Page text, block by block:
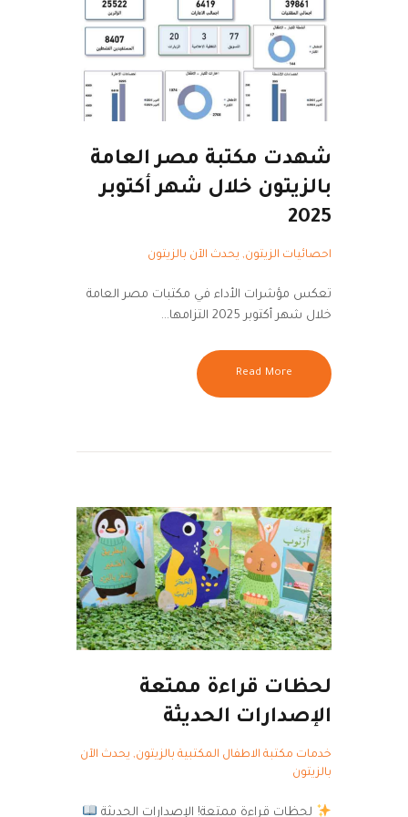
شهدت مكتبة مصر العامة
بالزيتون خلال شهر أكتوبر
2025
احصائيات الزيتون, يحدث الآن بالزيتون
تعكس مؤشرات الأداء في مكتبات مصر العامة
خلال شهر أكتوبر 2025 التزامها…
Read More
لحظات قراءة ممتعة
الإصدارات الحديثة
خدمات مكتبة الاطفال المكتبية بالزيتون, يحدث الآن
بالزيتون
لحظات قراءة ممتعة! الإصدارات الحديثة